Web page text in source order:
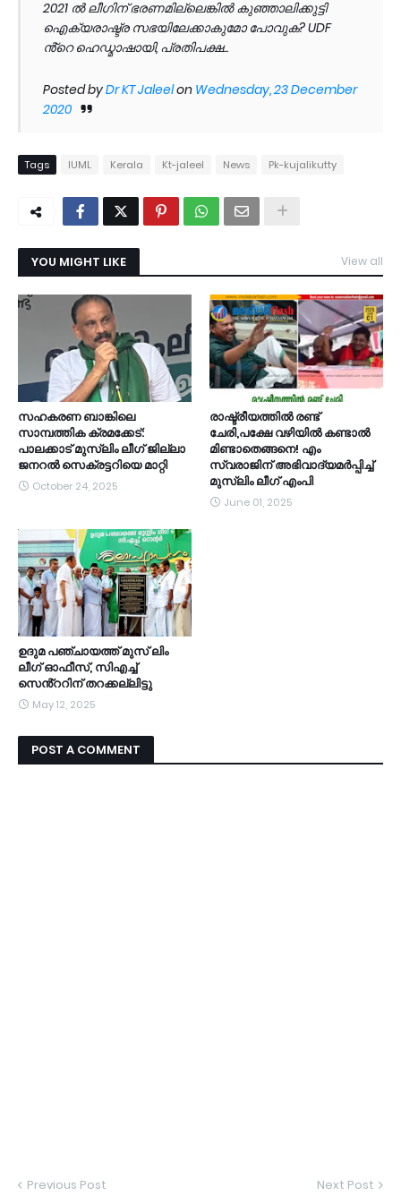
2021 ൽ ലീഗിന് ഭരണമില്ലെങ്കിൽ കുഞ്ഞാലിക്കുട്ടി
ഐക്യരാഷ്ട്ര സഭയിലേക്കാകുമോ പോവുക? UDF
ൻ്റെ ഹെഡ്മാഷായി, പ്രതിപക്ഷ...
Posted byDr KT Jaleelon Wednesday, 23 December
2020
Tags IUML Kerala Kt-jaleel News Pk-kujalikutty
YOU MIGHT LIKE View all
സഹകരണ ബാങ്കിലെ
സാമ്പത്തിക ക്രമക്കേട്:
പാലക്കാട് മുസ്‌ലിം ലീഗ് ജില്ലാ
ജനറൽ സെക്രട്ടറിയെ മാറ്റി
October 24, 2025
രാഷ്ട്രീയത്തിൽ രണ്ട്
ചേരി,പക്ഷേ വഴിയിൽ കണ്ടാൽ
മിണ്ടാതെങ്ങനെ! എം
സ്വരാജിന് അഭിവാദ്യമർപ്പിച്ച്
മുസ്ലിം ലീഗ് എംപി
June 01, 2025
ഉദുമ പഞ്ചായത്ത് മുസ് ലിം
ലീഗ് ഓഫീസ്, സിഎച്ച്
സെൻ്ററിന് തറക്കല്ലിട്ടു
May 12, 2025
POST A COMMENT
Previous Post Next Post